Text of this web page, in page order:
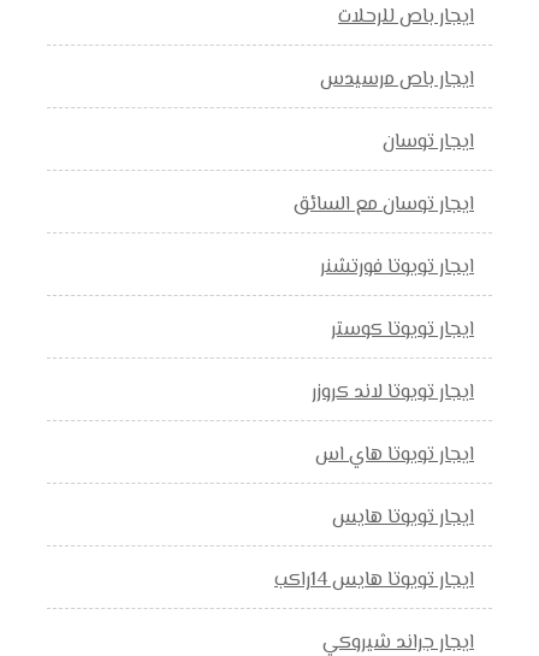
ايجار باص للرحلات
ايجار باص مرسيدس
ايجار توسان
ايجار توسان مع السائق
ايجار تويوتا فورتشنر
ايجار تويوتا كوستر
ايجار تويوتا لاند كروزر
ايجار تويوتا هاي اس
ايجار تويوتا هايس
ايجار تويوتا هايس 14راكب
ايجار جراند شيروكي